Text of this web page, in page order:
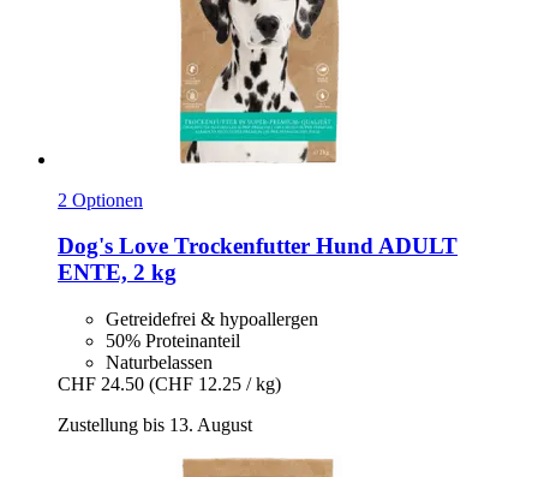
2 Optionen
Dog's Love Trockenfutter Hund ADULT
ENTE, 2 kg
Getreidefrei & hypoallergen
50% Proteinanteil
Naturbelassen
CHF 24.50 (CHF 12.25 / kg)
Zustellung bis 13. August